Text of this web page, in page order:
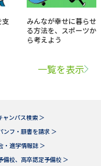
支
みんなが幸せに暮らせ
る方法を、スポーツか
ら考えよう
一覧を表示
ャンパス検索 ＞
ンフ・願書を請求 ＞
・進学情報誌 ＞
備校、高卒認定予備校 ＞